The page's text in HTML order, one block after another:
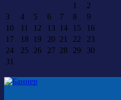
1
2
3
4 5 6 7 8
9
10
11 12 13 14 15
16
17
18 19 20 21 22
23
24
25 26 27 28 29
30
31